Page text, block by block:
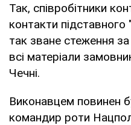
Так, співробітники
контакти підставного
так зване стеження
всі матеріали
Чечні.
Виконавцем повинен
командир роти